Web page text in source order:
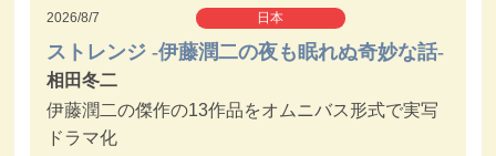
2026/8/7 日本
ストレンジ -伊藤潤二の夜も眠れぬ奇妙な話-
相田冬二
伊藤潤二の傑作の13作品をオムニバス形式で実写
ドラマ化